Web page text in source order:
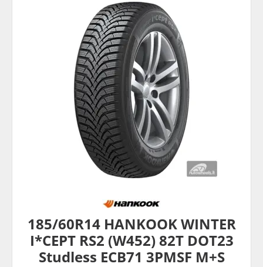
185/60R14 HANKOOK WINTER
I*CEPT RS2 (W452) 82T DOT23
Studless ECB71 3PMSF M+S